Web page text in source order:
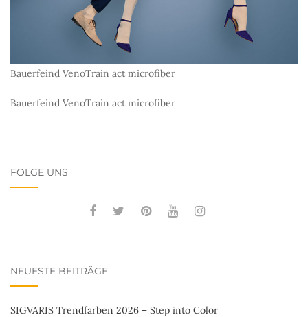
Bauerfeind VenoTrain act microfiber
Bauerfeind VenoTrain act microfiber
FOLGE UNS
NEUESTE BEITRÄGE
SIGVARIS Trendfarben 2026 – Step into Color